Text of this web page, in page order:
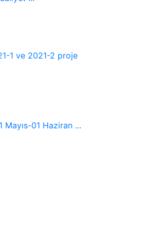
1 ve 2021-2 proje
Mayıs-01 Haziran ...